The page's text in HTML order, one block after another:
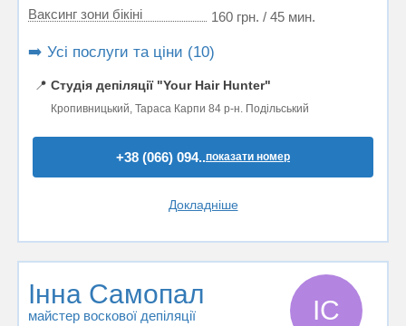
Ваксинг зони бікіні 160 грн. / 45 мин.
➡️ Усі послуги та ціни (10)
📍 Студія депіляції "Your Hair Hunter"
Кропивницький, Тараса Карпи 84 р-н. Подільський
+38 (066) 094..показати номер
Докладніше
Інна Самопал
майстер воскової депіляції ІС